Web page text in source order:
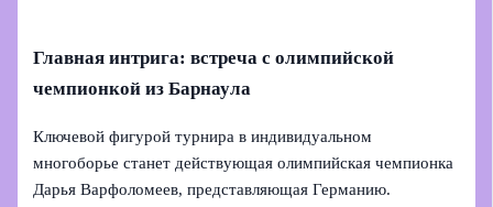
Главная интрига: встреча с олимпийской
чемпионкой из Барнаула
Ключевой фигурой турнира в индивидуальном
многоборье станет действующая олимпийская чемпионка
Дарья Варфоломеев, представляющая Германию.